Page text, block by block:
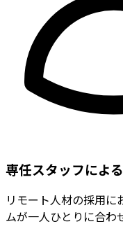
専任スタッフによ
リモート人材の採用に
ムが一人ひとりに合わ